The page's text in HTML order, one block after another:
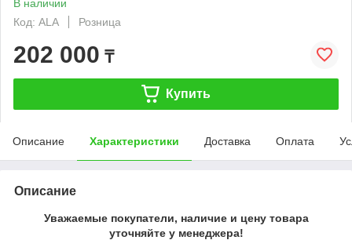
В наличии
Код: ALA
Розница
202 000 ₸
Купить
Описание Характеристики Доставка Оплата
Описание
Уважаемые покупатели, наличие и цену товара
уточняйте у менеджера!